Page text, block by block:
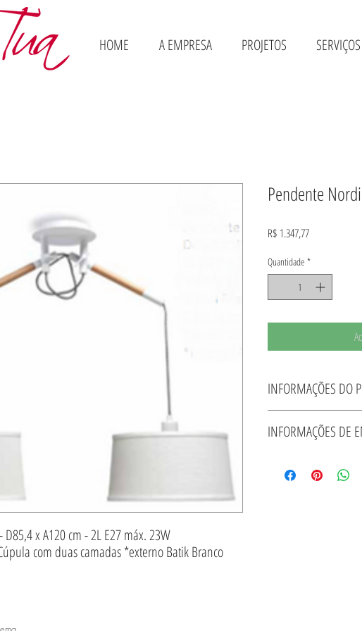
HOME A EMPRESA PROJETOS SERVIÇOS
x A120 cm - 2L E27 máx. 23W
com duas camadas *externo Batik Branco
Pendente
R$ 1.347,77Preço
Quantidade *
INFORMAÇÕES DO
Batik Branco *interno PVC –
INFORMAÇÕES DE